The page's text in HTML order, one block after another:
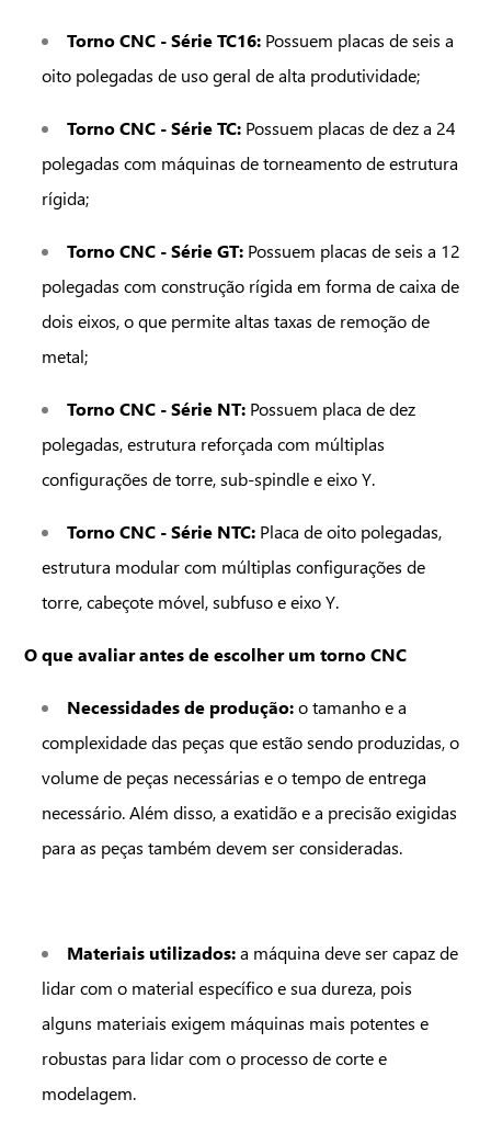
Confira nosso
AGORA!
Nome*
Email corporativo*
Torno CNC - Série TC16: Possuem placas de seis a
oito polegadas de uso geral de alta produtividade;
Torno CNC - Série TC: Possuem placas de dez a 24
polegadas com máquinas de torneamento de estrutura
rígida;
Torno CNC - Série GT: Possuem placas de seis a 12
polegadas com construção rígida em forma de caixa de
dois eixos, o que permite altas taxas de remoção de
metal;
Torno CNC - Série NT: Possuem placa de dez
polegadas, estrutura reforçada com múltiplas
configurações de torre, sub-spindle e eixo Y.
Torno CNC - Série NTC: Placa de oito polegadas,
estrutura modular com múltiplas configurações de
torre, cabeçote móvel, subfuso e eixo Y.
O que avaliar antes de escolher um torno CNC
Necessidades de produção:o tamanho e a
complexidade das peças que estão sendo produzidas, o
volume de peças necessárias e o tempo de entrega
necessário. Além disso, a exatidão e a precisão exigidas
para as peças também devem ser consideradas.
Materiais utilizados:a máquina deve ser capaz de
lidar com o material específico e sua dureza, pois
alguns materiais exigem máquinas mais potentes e
robustas para lidar com o processo de corte e
modelagem.